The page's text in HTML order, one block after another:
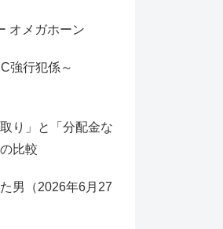
オメガホーン
強行犯係～
り」と「分配金な
比較
男（2026年6月27